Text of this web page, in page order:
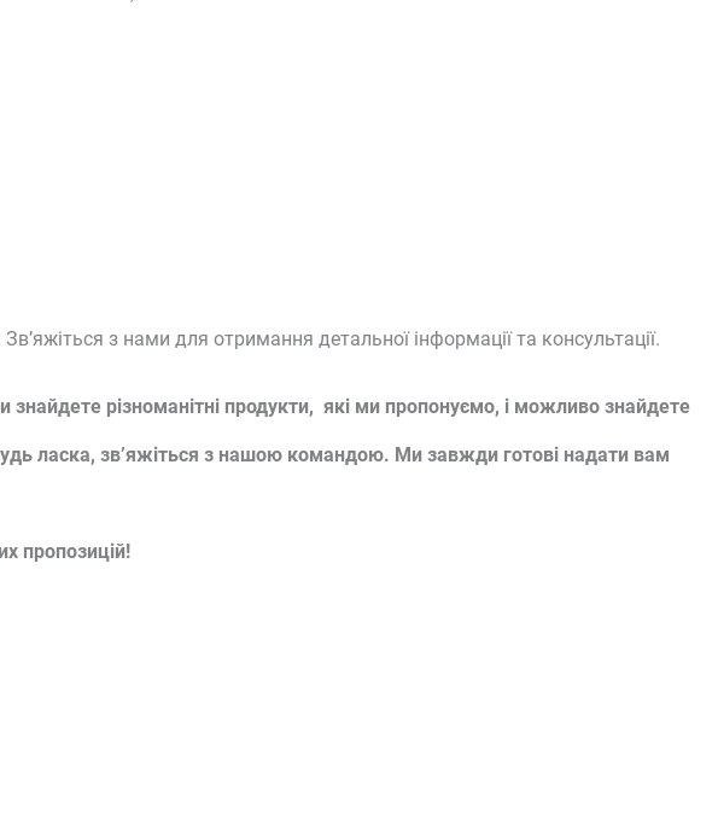
з нами для отримання детальної інформації та консультації.
знайдете різноманітні продукти, які ми пропонуємо, і можливо знайдете
ласка, зв’яжіться з нашою командою. Ми завжди готові надати вам
пропозицій!